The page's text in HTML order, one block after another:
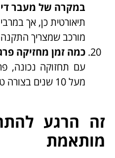
במקרה של מעבר
תיאורטית כן, אך
מורכב שמצריך
כמה זמן מחזיקה
עם תחזוקה נכונה,
מעל 10 שנים בצורה טובה.
זה הרגע
מותאמת